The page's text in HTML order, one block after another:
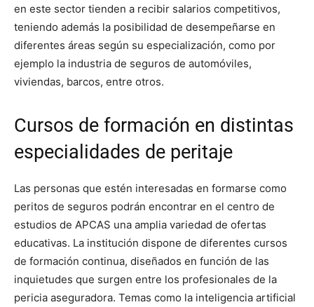
en este sector tienden a recibir salarios competitivos,
teniendo además la posibilidad de desempeñarse en
diferentes áreas según su especialización, como por
ejemplo la industria de seguros de automóviles,
viviendas, barcos, entre otros.
Cursos de formación en distintas
especialidades de peritaje
Las personas que estén interesadas en formarse como
peritos de seguros podrán encontrar en el centro de
estudios de APCAS una amplia variedad de ofertas
educativas. La institución dispone de diferentes cursos
de formación continua, diseñados en función de las
inquietudes que surgen entre los profesionales de la
pericia aseguradora. Temas como la inteligencia artificial